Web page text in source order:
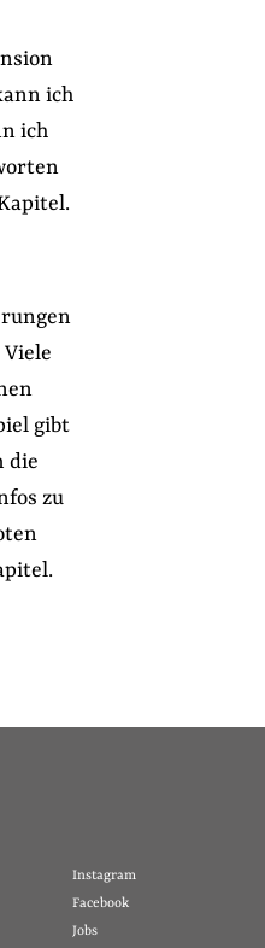
ich
ich
gibt
die
zu
Instagram
Facebook
Jobs